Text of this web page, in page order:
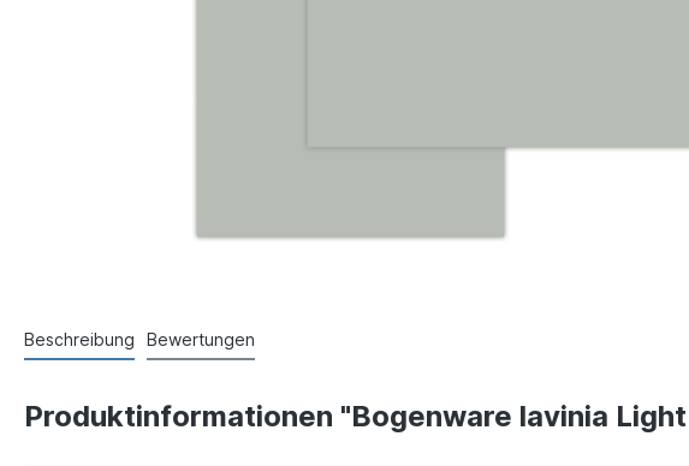
Beschreibung Bewertungen
Produktinformationen "Bogenware lavinia Light